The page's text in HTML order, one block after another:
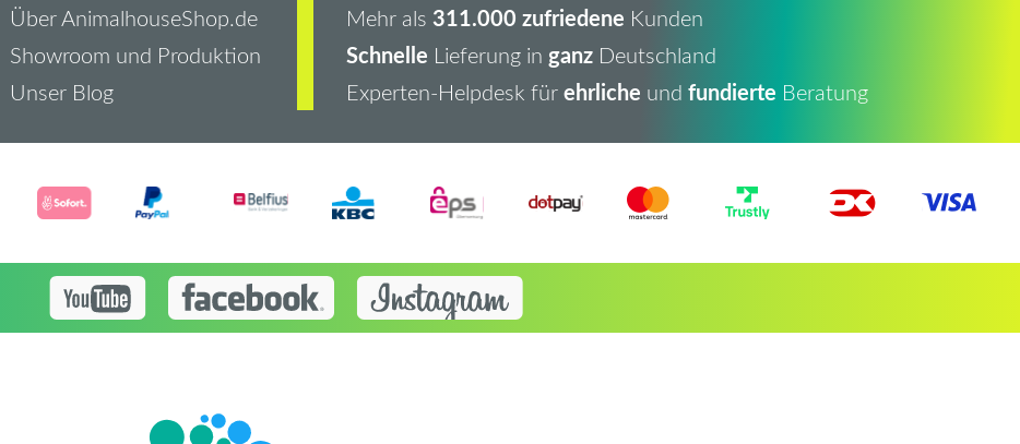
Über AnimalhouseShop.de
Showroom und Produktion
Unser Blog
Mehr als 311.000 zufriedene Kunden
Schnelle Lieferung in ganzDeutschland
Experten-Helpdesk fürehrliche und fundierte Beratung